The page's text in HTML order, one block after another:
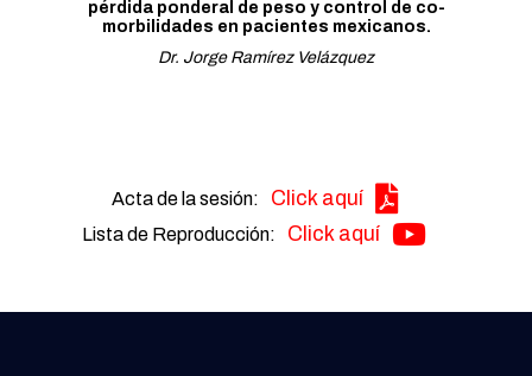
pérdida ponderal de peso y control de co-
morbilidades en pacientes mexicanos.
Dr. Jorge Ramírez Velázquez
Acta de la sesión: Click aquí
Lista de Reproducción: Click aquí